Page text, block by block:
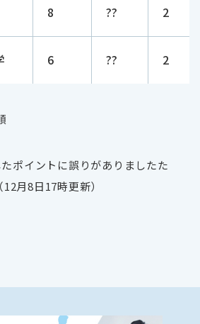
8 ?? 2
6 ?? 2
ポイントに誤りがありましたた
月8日17時更新）